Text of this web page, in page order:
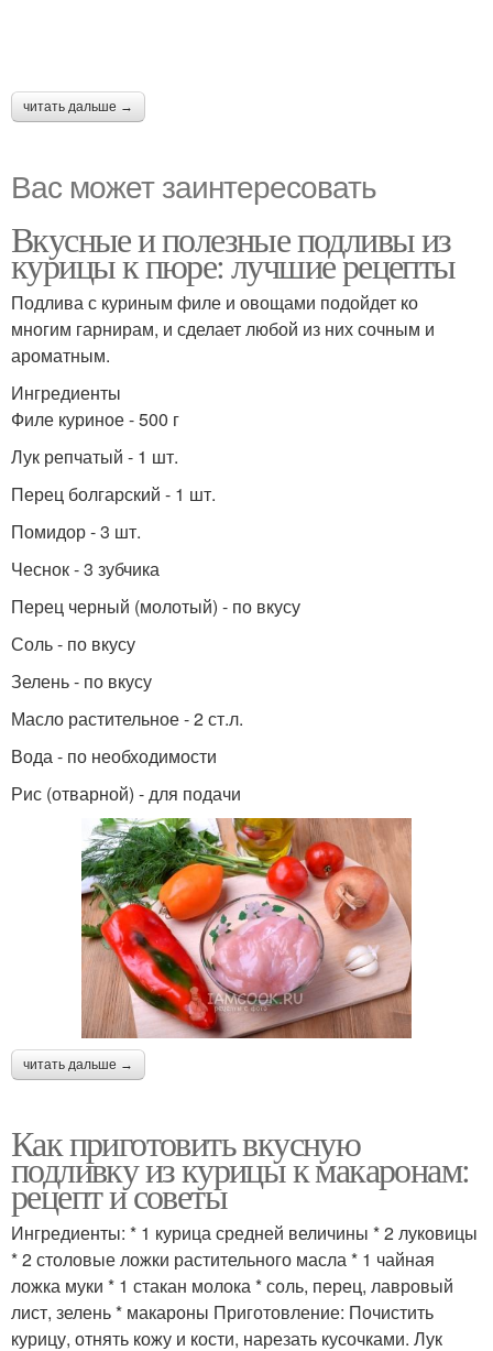
читать дальше →
Вас может заинтересовать
Вкусные и полезные подливы из
курицы к пюре: лучшие рецепты
Подлива с куриным филе и овощами подойдет ко
многим гарнирам, и сделает любой из них сочным и
ароматным.
Ингредиенты
Филе куриное - 500 г
Лук репчатый - 1 шт.
Перец болгарский - 1 шт.
Помидор - 3 шт.
Чеснок - 3 зубчика
Перец черный (молотый) - по вкусу
Соль - по вкусу
Зелень - по вкусу
Масло растительное - 2 ст.л.
Вода - по необходимости
Рис (отварной) - для подачи
читать дальше →
Как приготовить вкусную
подливку из курицы к макаронам:
рецепт и советы
Ингредиенты: * 1 курица средней величины * 2 луковицы
* 2 столовые ложки растительного масла * 1 чайная
ложка муки * 1 стакан молока * соль, перец, лавровый
лист, зелень * макароны Приготовление: Почистить
курицу, отнять кожу и кости, нарезать кусочками. Лук